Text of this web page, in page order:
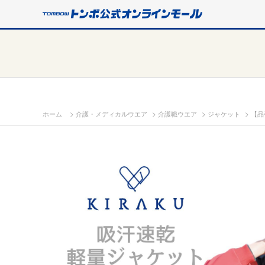
ホーム > 介護・メディカルウエア > 介護職ウエア > ジャケット > 【